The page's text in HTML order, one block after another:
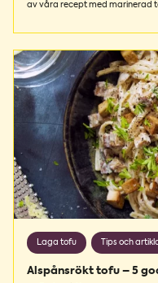
av våra recept med marinerad
Laga tofu Tips och
Alspånsrökt tofu – 5